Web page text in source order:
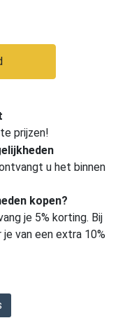
prijzen!
u het binnen
kopen?
je 5% korting. Bij
van een extra 10%